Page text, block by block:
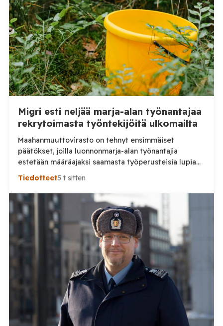
Migri esti neljää marja-alan työnantajaa
rekrytoimasta työntekijöitä ulkomailta
Maahanmuuttovirasto on tehnyt ensimmäiset
päätökset, joilla luonnonmarja-alan työnantajia
estetään määräajaksi saamasta työperusteisia lupia
ulkomailta rekrytoitaville työntekijöille. Päätösten
epäselvyydet ja laiminlyönnit. Maahanmuuttovirasto
on kevään ja kesän 2026 aikana harkinnut lupien
myöntämisestä pidättäytymistä noin 20
luonnonmarja-alalla toimivan työnantajan kohdalla.
Tilaa Posi TV – tuellasi riippumaton suomalainen
uutisointi jatkuu myös tulevaisuudessa. Yhdelletoista
työnantajalle on lähetetty […]
Tiedotteet5 t sitten